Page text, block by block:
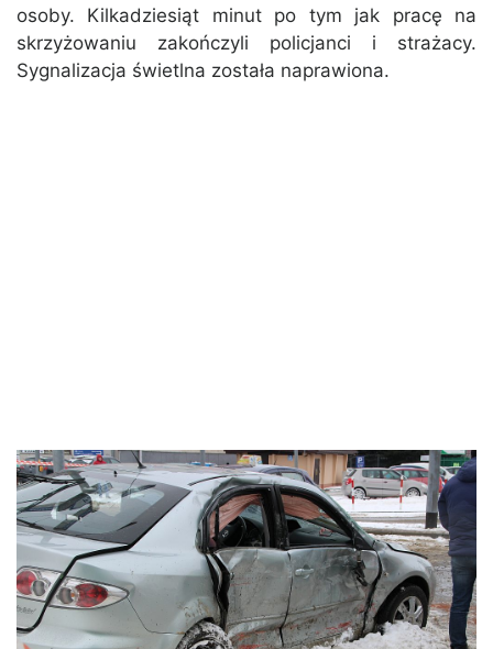
osoby. Kilkadziesiąt minut po tym jak pracę na
skrzyżowaniu zakończyli policjanci i strażacy.
Sygnalizacja świetlna została naprawiona.